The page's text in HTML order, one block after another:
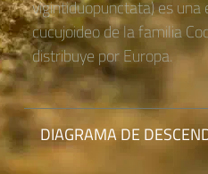
vigintiduopunctata) es
cucujoideo de la familia
distribuye por Europa.
DIAGRAMA DE